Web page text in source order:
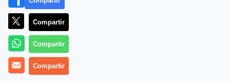
Compartir
Compartir
Compartir